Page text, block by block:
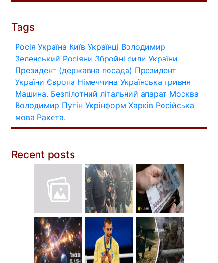
Tags
Росія Україна Київ Українці Володимир
Зеленський Росіяни Збройні сили України
Президент (державна посада) Президент
України Європа Німеччина Українська гривня
Машина. Безпілотний літальний апарат Москва
Володимир Путін Укрінформ Харків Російська
мова Ракета.
Recent posts